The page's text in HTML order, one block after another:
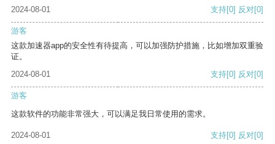
2024-08-01
支持[0] 反对[0]
游客
这款加速器app的安全性有待提高，可以加强防护措施，比如增加双重验
证。
2024-08-01
支持[0] 反对[0]
游客
这款软件的功能非常强大，可以满足我日常使用的需求。
2024-08-01 支持[0] 反对[0]